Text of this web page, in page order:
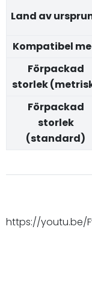
Land av
Kompatibel
Förpackad
storlek
Förpackad
storlek
(standard)
https://youtu.be/